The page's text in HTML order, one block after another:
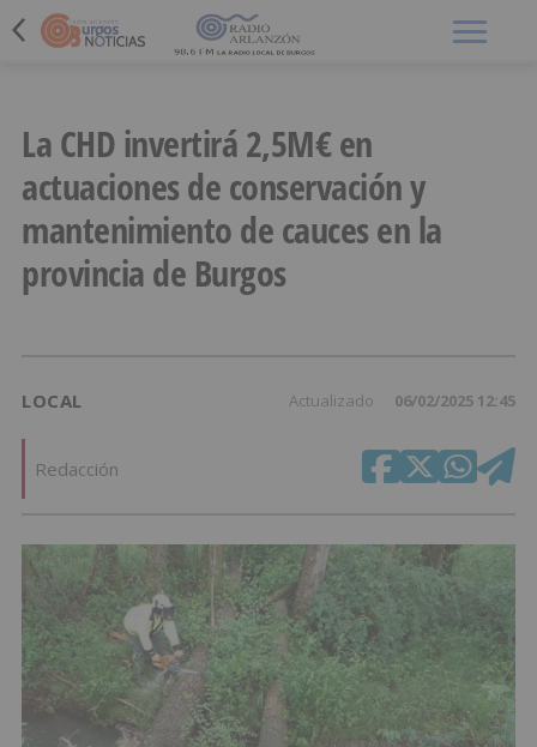
La CHD invertirá 2,5M€ en
actuaciones de conservación y
mantenimiento de cauces en la
provincia de Burgos
LOCAL Actualizado 06/02/2025 12:45
Redacción